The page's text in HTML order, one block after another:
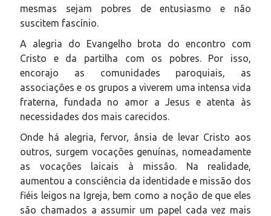
mesmas sejam pobres de entusiasmo e não
suscitem fascínio.
A alegria do Evangelho brota do encontro com
Cristo e da partilha com os pobres. Por isso,
encorajo as comunidades paroquiais, as
associações e os grupos a viverem uma intensa vida
fraterna, fundada no amor a Jesus e atenta às
necessidades dos mais carecidos.
Onde há alegria, fervor, ânsia de levar Cristo aos
outros, surgem vocações genuínas, nomeadamente
as vocações laicais à missão. Na realidade,
aumentou a consciência da identidade e missão dos
fiéis leigos na Igreja, bem como a noção de que eles
são chamados a assumir um papel cada vez mais